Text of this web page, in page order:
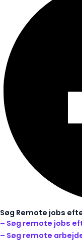
Søg Remote jobs
– Søg remote jobs
– Søg remote